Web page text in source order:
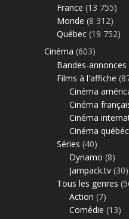
France (13 755)
Monde (8 312)
Québec (19 752)
Cinéma (603)
Bandes-annonces
Films à l'affiche
Cinéma
Cinéma
Cinéma
Cinéma
Séries (40)
Dynamo (8)
Jampack.tv (30)
Tous les genres
Action (7)
Comédie (13)